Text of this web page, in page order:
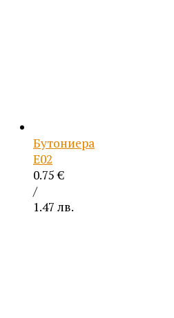
Бутониера
Е02
0.75€
/
1.47 лв.